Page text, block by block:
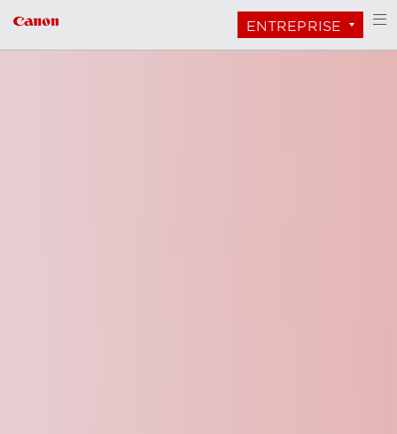
ENTREPRISE